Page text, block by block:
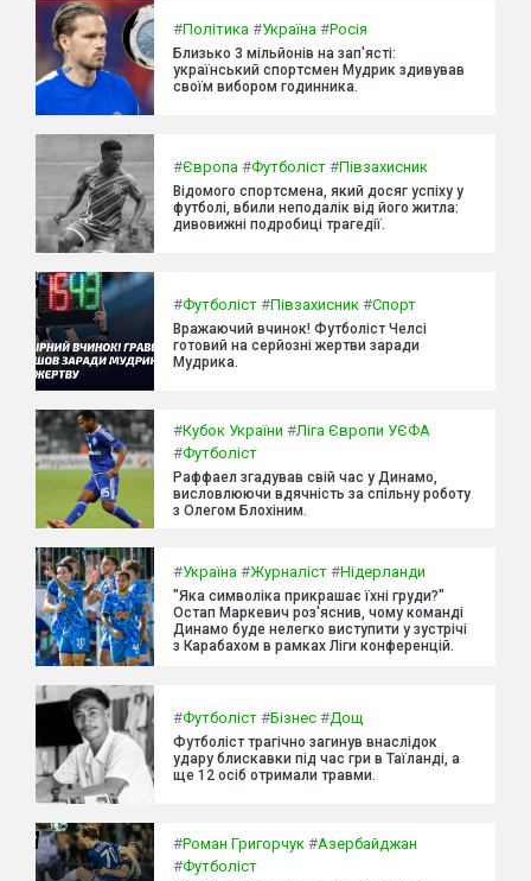
#Політика #Україна #Росія
Близько 3 мільйонів на зап'ясті:
український спортсмен Мудрик здивував
своїм вибором годинника.
#Європа #Футболіст #Півзахисник
Відомого спортсмена, який досяг успіху у
футболі, вбили неподалік від його житла:
дивовижні подробиці трагедії.
#Футболіст #Півзахисник #Спорт
Вражаючий вчинок! Футболіст Челсі
готовий на серйозні жертви заради
Мудрика.
#Кубок України #Ліга Європи УЄФА
#Футболіст
Раффаел згадував свій час у Динамо,
висловлюючи вдячність за спільну роботу
з Олегом Блохіним.
#Україна #Журналіст #Нідерланди
"Яка символіка прикрашає їхні груди?"
Остап Маркевич роз'яснив, чому команді
Динамо буде нелегко виступити у зустрічі
з Карабахом в рамках Ліги конференцій.
#Футболіст #Бізнес #Дощ
Футболіст трагічно загинув внаслідок
удару блискавки під час гри в Таїланді, а
ще 12 осіб отримали травми.
#Роман Григорчук #Азербайджан
#Футболіст